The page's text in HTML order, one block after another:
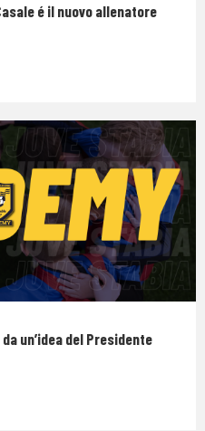
é il nuovo allenatore
un’idea del Presidente